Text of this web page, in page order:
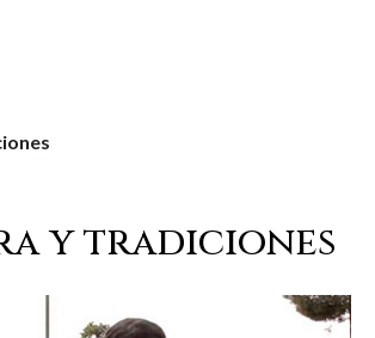
y tradiciones